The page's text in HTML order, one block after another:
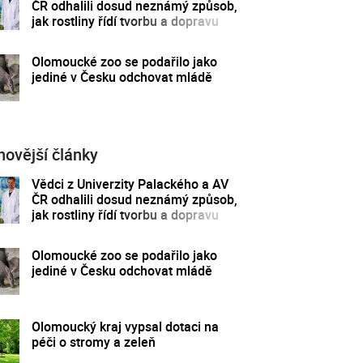
ČR odhalili dosud neznámý způsob,
jak rostliny řídí tvorbu a dopravu
Olomoucké zoo se podařilo jako
jediné v Česku odchovat mládě
články
Vědci z Univerzity Palackého a AV
ČR odhalili dosud neznámý způsob,
jak rostliny řídí tvorbu a dopravu
Olomoucké zoo se podařilo jako
jediné v Česku odchovat mládě
Olomoucký kraj vypsal dotaci na
péči o stromy a zeleň